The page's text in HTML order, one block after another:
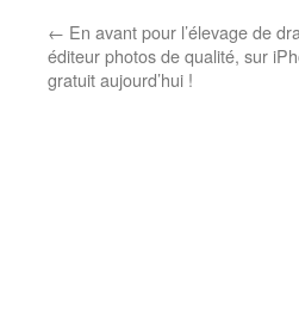
← En avant pour l’élevage de
éditeur photos de qualité, sur
gratuit aujourd’hui !